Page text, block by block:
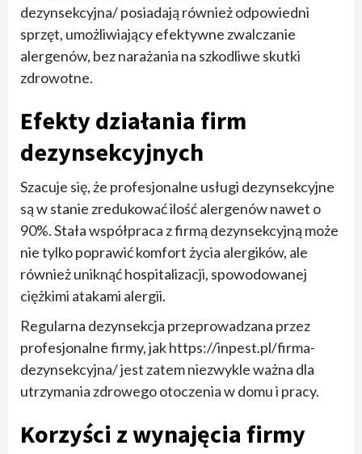
dezynsekcyjna/ posiadają również odpowiedni
sprzęt, umożliwiający efektywne zwalczanie
alergenów, bez narażania na szkodliwe skutki
zdrowotne.
Efekty działania firm
dezynsekcyjnych
Szacuje się, że profesjonalne usługi dezynsekcyjne
są w stanie zredukować ilość alergenów nawet o
90%. Stała współpraca z firmą dezynsekcyjną może
nie tylko poprawić komfort życia alergików, ale
również uniknąć hospitalizacji, spowodowanej
ciężkimi atakami alergii.
Regularna dezynsekcja przeprowadzana przez
profesjonalne firmy, jak https://inpest.pl/firma-
dezynsekcyjna/ jest zatem niezwykle ważna dla
utrzymania zdrowego otoczenia w domu i pracy.
Korzyści z wynajęcia firmy